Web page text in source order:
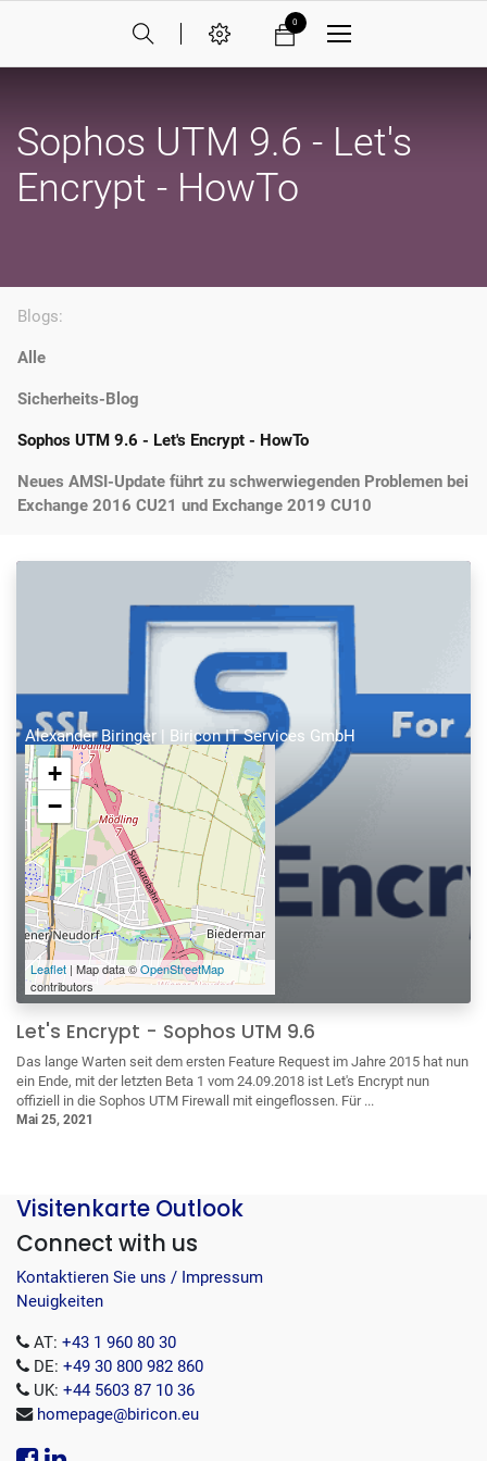
0
Sophos UTM 9.6 - Let's
Encrypt - HowTo
Blogs:
Alle
Sicherheits-Blog
Sophos UTM 9.6 - Let's Encrypt - HowTo
Neues AMSI-Update führt zu schwerwiegenden Problemen bei
Exchange 2016 CU21 und Exchange 2019 CU10
Alexander Biringer | Biricon IT Services GmbH
+
−
Leaflet | Map data ©OpenStreetMap
contributors
Let's Encrypt - Sophos UTM 9.6
Das lange Warten seit dem ersten Feature Request im Jahre 2015 hat nun
ein Ende, mit der letzten Beta 1 vom 24.09.2018 ist Let's Encrypt nun
offiziell in die Sophos UTM Firewall mit eingeflossen. Für ...
Mai 25, 2021
Visitenkarte Outlook
Connect with us
Kontaktieren Sie uns / Impressum
Neuigkeiten
AT: +43 1 960 80 30
DE: +49 30 800 982 860
UK: +44 5603 87 10 36
homepage@biricon.eu